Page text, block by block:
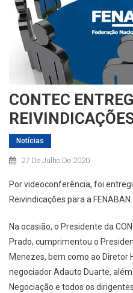
CONTEC
Notícias
27 De Julho De 2020
Por videoconferência, foi
Reivindicações para a FENABAN.
Na ocasião, o Presidente da
Prado, cumprimentou o
Menezes, bem como ao Diretor
negociadorAdauto Duarte, al
Negociação e todos os diri